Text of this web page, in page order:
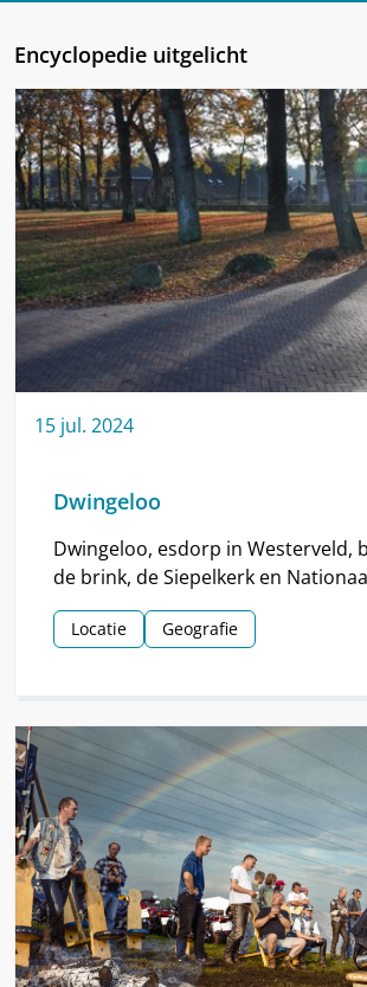
Encyclopedie uitgelicht
15 jul. 2024
Dwingeloo
Dwingeloo, esdorp in Westerveld,
de brink, de Siepelkerk en
Dwingelderveld. Het dorp ontstond
middeleeuwen.
Locatie Geografie